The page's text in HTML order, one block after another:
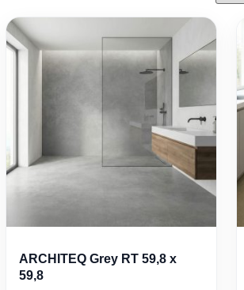
ARCHITEQ Grey RT 59,8 x
59,8